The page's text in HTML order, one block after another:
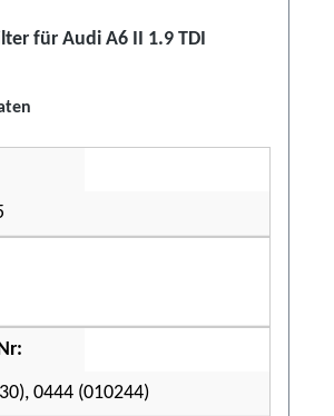
für Audi A6 II 1.9 TDI
0444 (010244)